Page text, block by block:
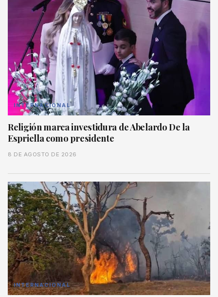
INTERNACIONAL
Religión marca investidura de Abelardo De la
Espriella como presidente
8 DE AGOSTO DE 2026
INTERNACIONAL